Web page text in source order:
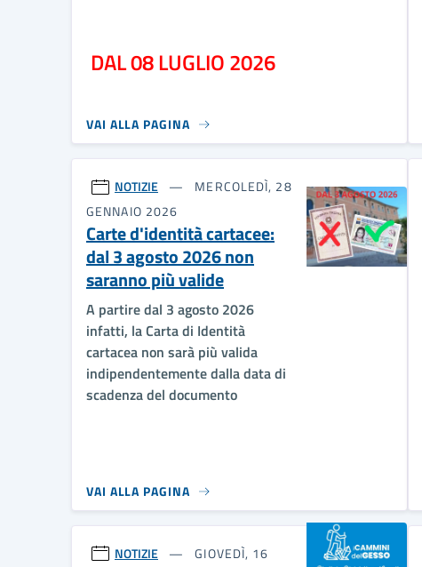
DAL 08 LUGLIO 2026
VAI ALLA PAGINA
NOTIZIE
MERCOLEDÌ, 28
GENNAIO 2026
Carte d'identità cartacee:
dal 3 agosto 2026 non
saranno più valide
A partire dal 3 agosto 2026
infatti, la Carta di Identità
cartacea non sarà più valida
indipendentemente dalla data di
scadenza del documento
VAI ALLA PAGINA
NOTIZIE
GIOVEDÌ, 16